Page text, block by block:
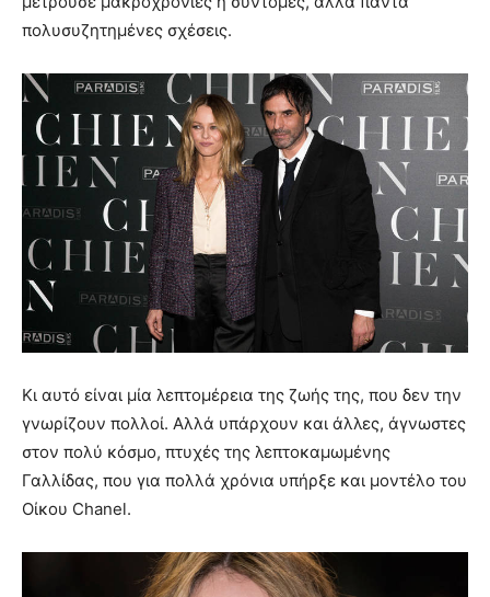
πολυσυζητημένες σχέσεις.
Κι αυτό είναι μία λεπτομέρεια της ζωής της, που δεν την
γνωρίζουν πολλοί. Αλλά υπάρχουν και άλλες, άγνωστες
στον πολύ κόσμο, πτυχές της λεπτοκαμωμένης
Γαλλίδας, που για πολλά χρόνια υπήρξε και μοντέλο του
Οίκου Chanel.